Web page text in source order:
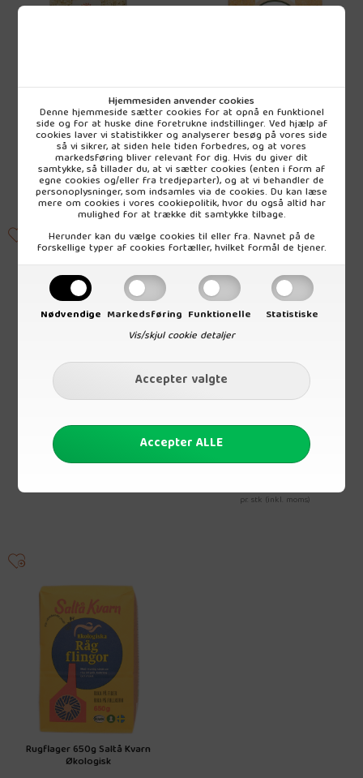
Hjemmesiden anvender cookies
Denne hjemmeside sætter cookies for at opnå en funktionel
side og for at huske dine foretrukne indstillinger. Ved hjælp af
cookies laver vi statistikker og analyserer besøg på vores side
så vi sikrer, at siden hele tiden forbedres, og at vores
markedsføring bliver relevant for dig. Hvis du giver dit
samtykke, så tillader du, at vi sætter cookies (enten i form af
egne cookies og/eller fra tredjeparter), og at vi behandler de
personoplysninger, som indsamles via de cookies. Du kan læse
mere om cookies i vores cookiepolitik, hvor du også altid har
mulighed for at trække dit samtykke tilbage.
Herunder kan du vælge cookies til eller fra. Navnet på de
forskellige typer af cookies fortæller, hvilket formål de tjener.
Nødvendige Markedsføring Funktionelle
Statistiske
Vis/skjul cookie detaljer
Hirseflager 500 g. Økologisk
Vejl. udsalg
37,50 DKK
pr. stk (inkl. moms)
Majsgryn 500 g. Økologisk
Vejl. udsalg
23,75 DKK
pr. stk (inkl. moms)
Quinoaflager 350 g. Økologisk
54,95 DKK
Risflager 500 g. Glutenfri og
Vejl. udsalg
38,00 DKK
pr. stk (inkl. moms)
Rugflager 650g Saltå Kvarn
Økologisk